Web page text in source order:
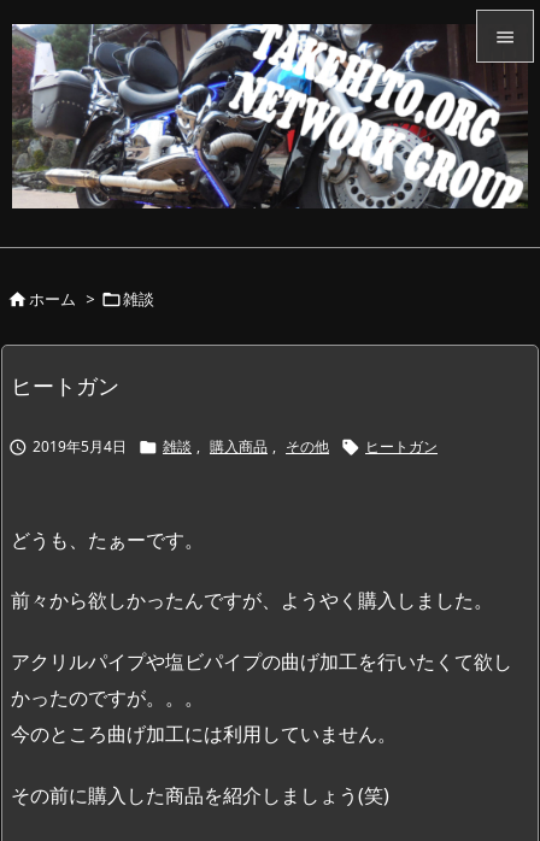


メニュ

サイド


ホーム > 雑談
ヒートガン
 2019年5月4日  雑談 , 購入商品 , その他  ヒートガン
どうも、たぁーです。
前々から欲しかったんですが、ようやく購入しました。
アクリルパイプや塩ビパイプの曲げ加工を行いたくて欲し
かったのですが。。。
今のところ曲げ加工には利用していません。
その前に購入した商品を紹介しましょう(笑)